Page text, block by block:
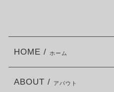
HOME / ホーム
ABOUT / アバウト